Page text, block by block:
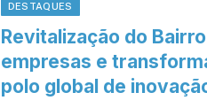
DESTAQUES
Revitalização do
empresas e
polo global de